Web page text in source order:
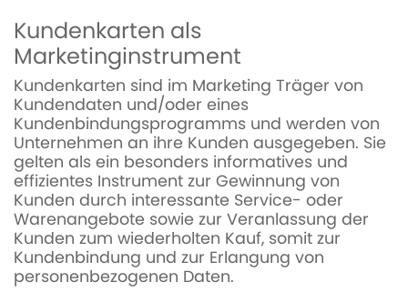
Kundenkarten als
Marketinginstrument
Kundenkarten sind im Marketing Träger von
Kundendaten und/oder eines
Kundenbindungsprogramms und werden von
Unternehmen an ihre Kunden ausgegeben. Sie
gelten als ein besonders informatives und
effizientes Instrument zur Gewinnung von
Kunden durch interessante Service- oder
Warenangebote sowie zur Veranlassung der
Kunden zum wiederholten Kauf, somit zur
Kundenbindung und zur Erlangung von
personenbezogenen Daten.